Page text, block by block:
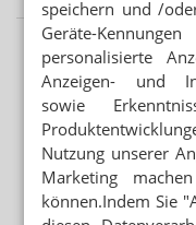
speichern und /
Geräte-
personalisierte
Anzeigen- und
sowie
Nutzung unserer
Marketing
können.Indem Sie